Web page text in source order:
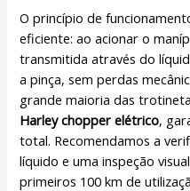
O princípio de
eficiente: ao acionar o
transmitida através do
a pinça, sem perdas
grande maioria das
Harley chopper elétrico,
total. Recomendamos a
líquido e uma inspeção
primeiros 100 km de